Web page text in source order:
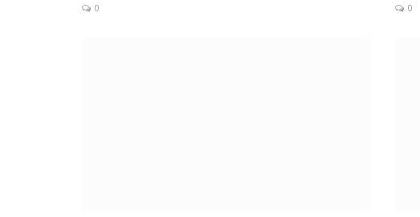
0 0